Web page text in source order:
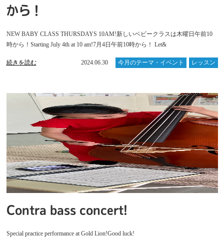
から！
NEW BABY CLASS THURSDAYS 10AM!新しいベビークラスは木曜日午前10
時から！Starting July 4th at 10 am!7月4日午前10時から！ Let&
続きを読む 2024.06.30 今月のテーマ・イベント レッスン
Contra bass concert!
Special practice performance at Gold Lion!Good luck!